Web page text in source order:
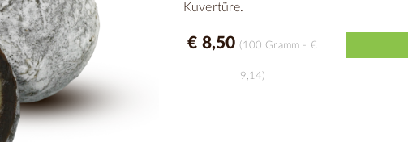
Kuvertüre.
€ 8,50(100 Gramm - €
9,14)